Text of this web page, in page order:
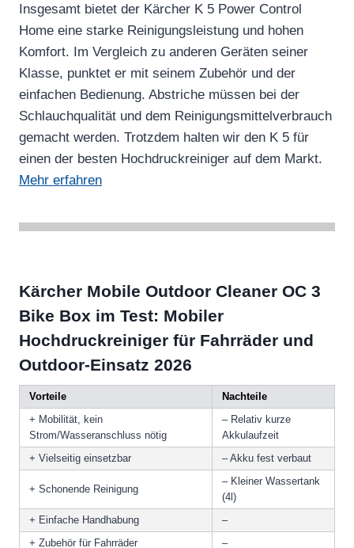
Insgesamt bietet der Kärcher K 5 Power Control
Home eine starke Reinigungsleistung und hohen
Komfort. Im Vergleich zu anderen Geräten seiner
Klasse, punktet er mit seinem Zubehör und der
einfachen Bedienung. Abstriche müssen bei der
Schlauchqualität und dem Reinigungsmittelverbrauch
gemacht werden. Trotzdem halten wir den K 5 für
einen der besten Hochdruckreiniger auf dem Markt.
Mehr erfahren
Kärcher Mobile Outdoor Cleaner OC 3
Bike Box im Test: Mobiler
Hochdruckreiniger für Fahrräder und
Outdoor-Einsatz 2026
Vorteile
Nachteile
+ Mobilität, kein
Strom/Wasseranschluss nötig
– Relativ kurze
Akkulaufzeit
+ Vielseitig einsetzbar
– Akku fest verbaut
+ Schonende Reinigung
– Kleiner Wassertank
(4l)
+ Einfache Handhabung
–
+ Zubehör für Fahrräder
–